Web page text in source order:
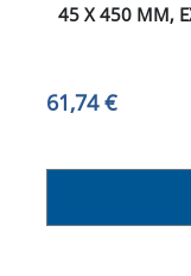
45 X 450 MM,
61,74 €